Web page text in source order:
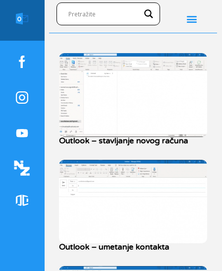
Outlook – stavljanje novog računa
Outlook – umetanje kontakta